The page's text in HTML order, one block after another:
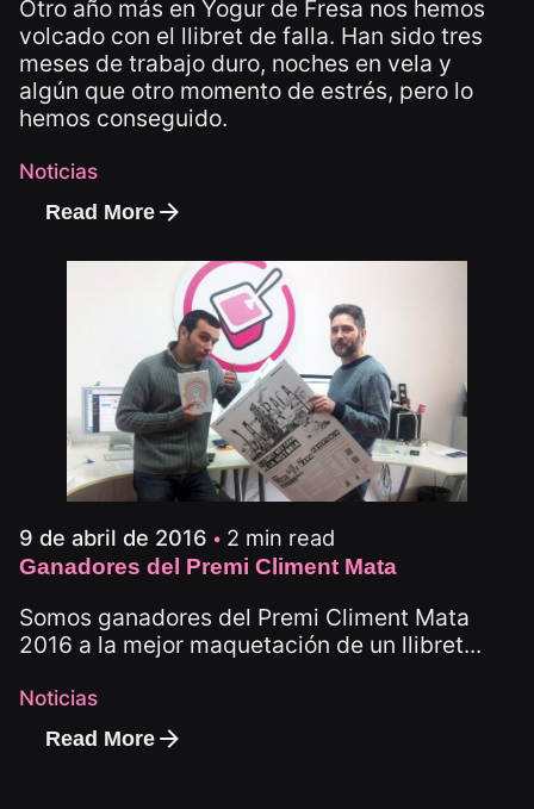
Otro año más en Yogur de Fresa nos hemos
volcado con el llibret de falla. Han sido tres
meses de trabajo duro, noches en vela y
algún que otro momento de estrés, pero lo
hemos conseguido.
Noticias
Read More
9 de abril de 2016 2 min read
Ganadores del Premi Climent Mata
Somos ganadores del Premi Climent Mata
2016 a la mejor maquetación de un llibret...
Noticias
Read More